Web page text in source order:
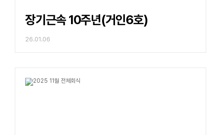
장기근속 10주년(거인6호)
26.01.06